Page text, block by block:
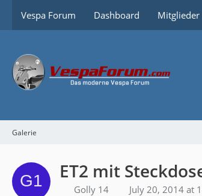
Vespa Forum Dashboard Mitglieder
Galerie
ET2 mit
Golly 14 July 20, 2014 at